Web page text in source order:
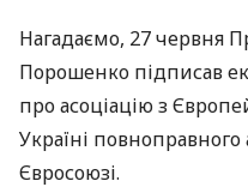
Нагадаємо, 27 червня
Порошенко підписав
про асоціацію з
Україні
Євросоюзі.